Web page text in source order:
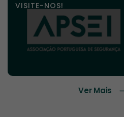
VISITE-NOS!
Ver Mais